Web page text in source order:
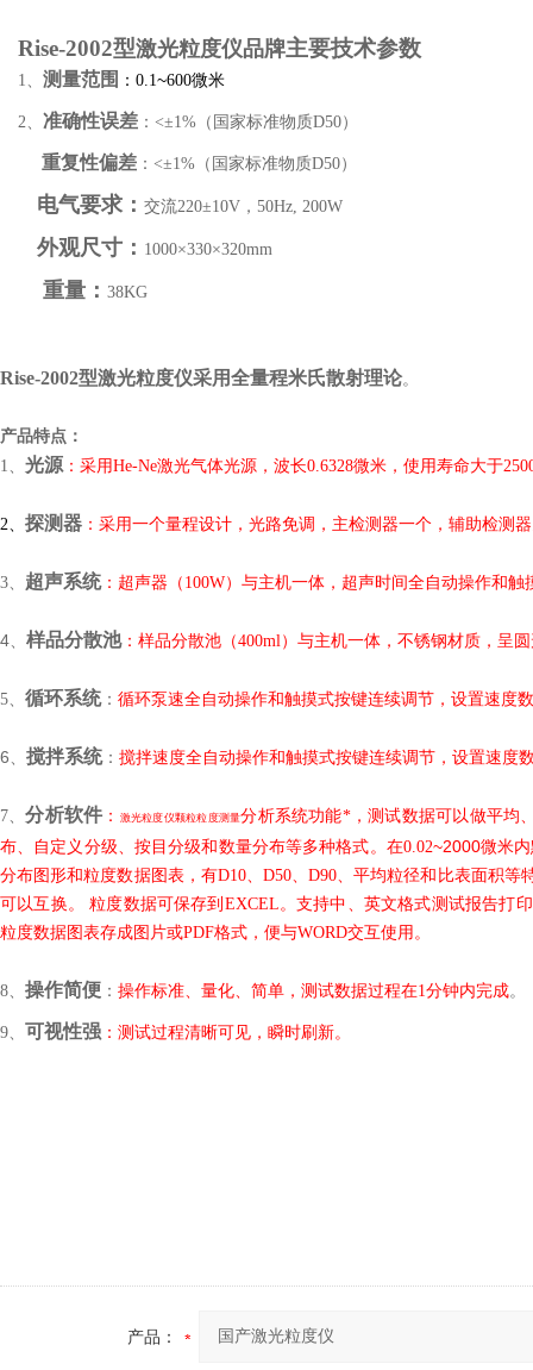
Rise-2002型激光粒度仪品牌主要技术参数
1、测量范围 ：0.1~600微米
2、 准确性误差 ：<±1%（国家标准物质D50）
重复性偏差 ：<±1%（国家标准物质D50）
电气要求 ：交流220±10V，50Hz, 200W
外观尺寸： 1000×330×320mm
重量： 38KG
Rise-2002型激光粒度仪采用全量程米氏散射理论。
产品特点：
1、 光源：采用He-Ne激光气体光源，波长0.6328微米，使用寿命大于
2、 探测器 ：采用一个量程设计，光路免调，主检测器一个，辅助检测器
3、 超声系统：超声器（100W）与主机一体，超声时间全自动操作和
4、 样品分散池： 样品分散池（400ml）与主机一体，不锈钢材质，呈
5、 循环系统： 循环泵速全自动操作和触摸式按键连续调节，设置速度
6、 搅拌系统： 搅拌速度全自动操作和触摸式按键连续调节，设置速度
7、分析软件 ： 激光粒度仪颗粒粒度测量分析系统功能*，测试数据可以做平均
布、自定义分级、按目分级和数量分布等多种格式。在0.02~2000微米
分布图形和粒度数据图表，有D10、D50、D90、平均粒径和比表面积
可以互换。 粒度数据可保存到EXCEL。支持中、英文格式测试报告打
粒度数据图表存成图片或PDF格式，便与WORD交互使用。
8、 操作简便 ： 操作标准、量化、简单， 测试数据过程在1分钟内完成。
9、 可视性强 ：测试过程清晰可见，瞬时刷新。
产品：